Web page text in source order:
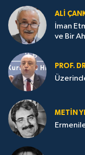
ALI
İman
ve Bir
PROF.
METIN